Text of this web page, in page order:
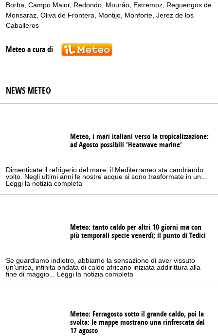
Borba Campo Maior, Redondo Mourão Estremoz Reguengos de
Monsaraz Oliva de Frontera Montijo Monforte Jerez de los
Caballeros
Meteo a cura di
NEWS METEO
Meteo, i mari italiani verso la tropicalizzazione:
ad Agosto possibili 'Heatwave marine'
Dimenticate il refrigerio del mare: il Mediterraneo sta cambiando
volto. Negli ultimi anni le nostre acque si sono trasformate in un...
Leggi la notizia completa
Meteo: tanto caldo per altri 10 giorni ma con
più temporali specie venerdì; il punto di Tedici
Se guardiamo indietro, abbiamo la sensazione di aver vissuto
un'unica, infinita ondata di caldo africano iniziata addirittura alla
fine di maggio... Leggi la notizia completa
Meteo: Ferragosto sotto il grande caldo, poi la
svolta: le mappe mostrano una rinfrescata dal
17 agosto